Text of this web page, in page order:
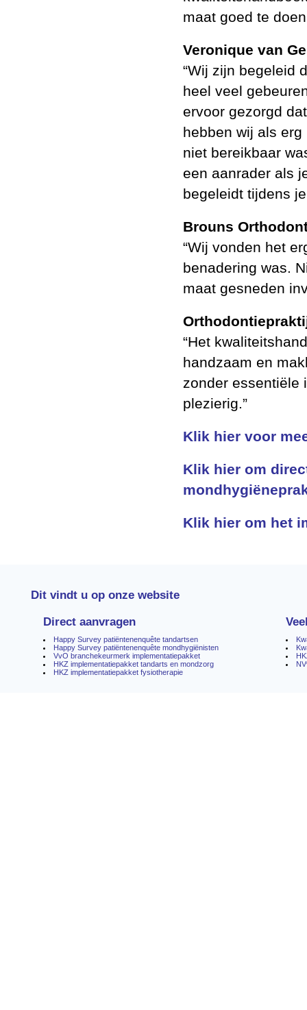
maat goed te
Veronique van
“Wij zijn begeleid
heel veel
ervoor gezorgd
hebben wij als
niet bereikbaar
een aanrader als
begeleidt tijdens
Brouns
“Wij vonden het
benadering was.
maat gesneden
“Het
handzaam en
zonder essentiële
plezierig.”
Klik hier voor
Klik hier om
Klik hier om het
Dit vindt u op onze website
Direct aanvragen
Happy Survey patiëntenenquête tandartsen
Happy Survey patiëntenenquête mondhygiënisten
VvO branchekeurmerk implementatiepakket
HKZ implementatiepakket tandarts en mondzorg
HKZ implementatiepakket fysiotherapie